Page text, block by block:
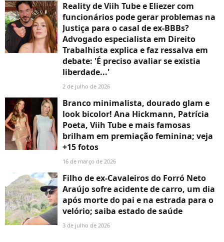
Reality de Viih Tube e Eliezer com
funcionários pode gerar problemas na
Justiça para o casal de ex-BBBs?
Advogado especialista em Direito
Trabalhista explica e faz ressalva em
debate: 'É preciso avaliar se existia
liberdade...'
2 de julho de 2026
Branco minimalista, dourado glam e
look bicolor! Ana Hickmann, Patrícia
Poeta, Viih Tube e mais famosas
brilham em premiação feminina; veja
+15 fotos
16 de março de 2026
Filho de ex-Cavaleiros do Forró Neto
Araújo sofre acidente de carro, um dia
após morte do pai e na estrada para o
velório; saiba estado de saúde
3 de julho de 2026